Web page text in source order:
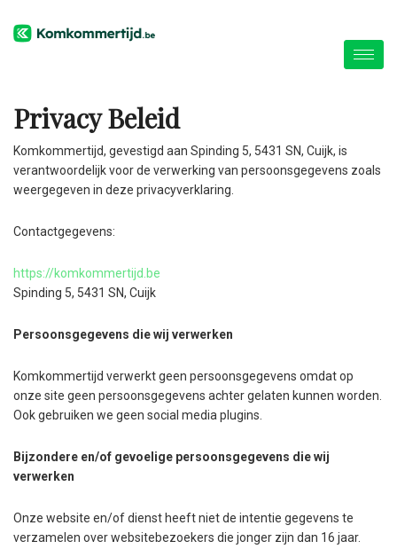
Privacy Beleid
Komkommertijd, gevestigd aan Spinding 5, 5431 SN, Cuijk, is
verantwoordelijk voor de verwerking van persoonsgegevens zoals
weergegeven in deze privacyverklaring.
Contactgegevens:
https://komkommertijd.be
Spinding 5, 5431 SN, Cuijk
Persoonsgegevens die wij verwerken
Komkommertijd verwerkt geen persoonsgegevens omdat op
onze site geen persoonsgegevens achter gelaten kunnen worden.
Ook gebruiken we geen social media plugins.
Bijzondere en/of gevoelige persoonsgegevens die wij
verwerken
Onze website en/of dienst heeft niet de intentie gegevens te
verzamelen over websitebezoekers die jonger zijn dan 16 jaar.